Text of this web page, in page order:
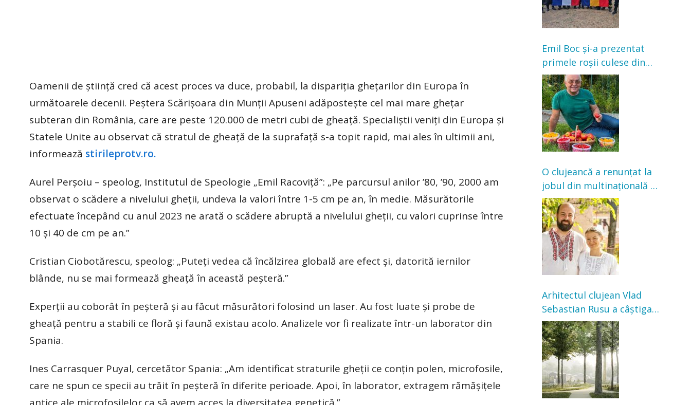
Oamenii de știință cred că acest proces va duce, probabil, la dispariția ghețarilor din Europa în
următoarele decenii. Peștera Scărișoara din Munții Apuseni adăpostește cel mai mare ghețar
subteran din România, care are peste 120.000 de metri cubi de gheață. Specialiștii veniți din Europa și
Statele Unite au observat că stratul de gheață de la suprafață s-a topit rapid, mai ales în ultimii ani,
informează stirileprotv.ro.
Aurel Perșoiu – speolog, Institutul de Speologie „Emil Racoviță”: „Pe parcursul anilor ’80, ’90, 2000 am
observat o scădere a nivelului gheții, undeva la valori între 1-5 cm pe an, în medie. Măsurătorile
efectuate începând cu anul 2023 ne arată o scădere abruptă a nivelului gheții, cu valori cuprinse între
10 și 40 de cm pe an.”
Cristian Ciobotărescu, speolog: „Puteți vedea că încălzirea globală are efect și, datorită iernilor
blânde, nu se mai formează gheață în această peșteră.”
Experții au coborât în peșteră și au făcut măsurători folosind un laser. Au fost luate și probe de
gheață pentru a stabili ce floră și faună existau acolo. Analizele vor fi realizate într-un laborator din
Spania.
Ines Carrasquer Puyal, cercetător Spania: „Am identificat straturile gheții ce conțin polen, microfosile,
care ne spun ce specii au trăit în peșteră în diferite perioade. Apoi, în laborator, extragem rămășițele
antice ale microfosilelor ca să avem acces la diversitatea genetică.”
Emil Boc și-a prezentat
primele roșii culese din
grădină: „Niciun magazin
nu poate oferi această
satisfacție”
O clujeancă a renunțat la
jobul din multinațională și
s-a mutat la țară. Acum
cultivă legume în grădina
bunicilor
Arhitectul clujean Vlad
Sebastian Rusu a câștigat
concursul pentru
transformarea Grădinii
Casei Universitarilor